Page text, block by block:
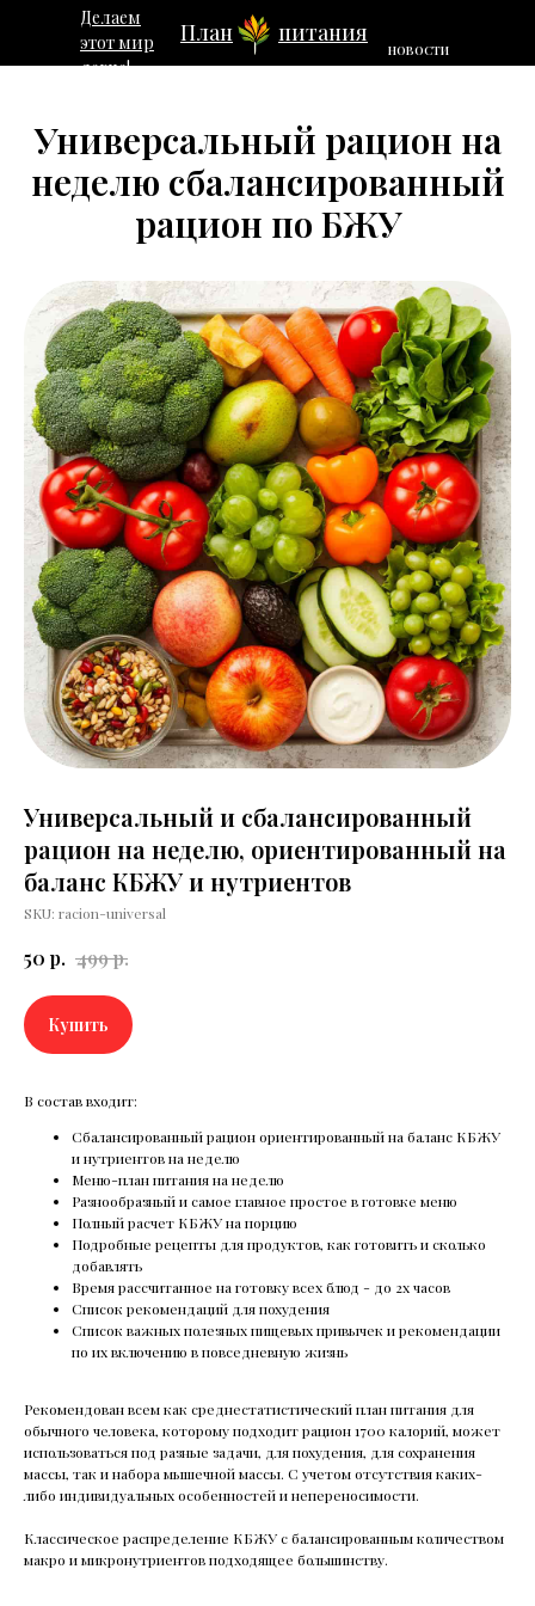
НОВОСТИ
Делаем
этот мир
легче!
План питания
Универсальный рацион на
неделю сбалансированный
рацион по БЖУ
Универсальный и сбалансированный
рацион на неделю, ориентированный на
баланс КБЖУ и нутриентов
SKU: racion-universal
50 р. 499р.
Купить
В состав входит:
Сбалансированный рацион ориентированный на баланс КБЖУ
и нутриентов на неделю
Меню-план питания на неделю
Разнообразный и самое главное простое в готовке меню
Полный расчет КБЖУ на порцию
Подробные рецепты для продуктов, как готовить и сколько
добавлять
Время рассчитанное на готовку всех блюд - до 2х часов
Список рекомендаций для похудения
Список важных полезных пищевых привычек и рекомендации
по их включению в повседневную жизнь
Рекомендован всем как среднестатистический план питания для
обычного человека, которому подходит рацион 1700 калорий, может
использоваться под разные задачи, для похудения, для сохранения
массы, так и набора мышечной массы. С учетом отсутствия каких-
либо индивидуальных особенностей и непереносимости.
Классическое распределение КБЖУ с балансированным количеством
макро и микронутриентов подходящее большинству.